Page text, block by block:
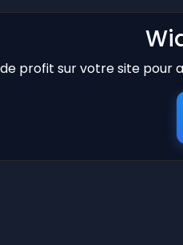
profit sur votre site pour